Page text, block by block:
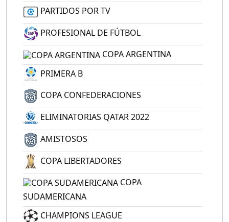
PARTIDOS POR TV
PROFESIONAL DE FÚTBOL
COPA ARGENTINA
PRIMERA B
COPA CONFEDERACIONES
ELIMINATORIAS QATAR 2022
AMISTOSOS
COPA LIBERTADORES
COPA
SUDAMERICANA
CHAMPIONS LEAGUE